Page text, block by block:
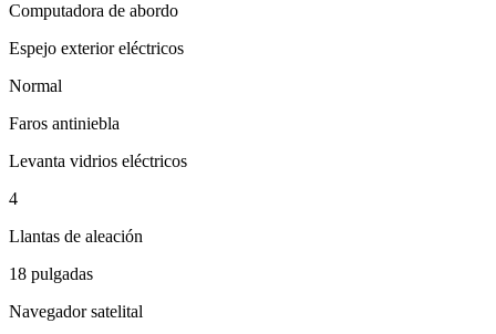
Computadora de abordo
Espejo exterior eléctricos
Normal
Faros antiniebla
Levanta vidrios eléctricos
4
Llantas de aleación
18 pulgadas
Navegador satelital